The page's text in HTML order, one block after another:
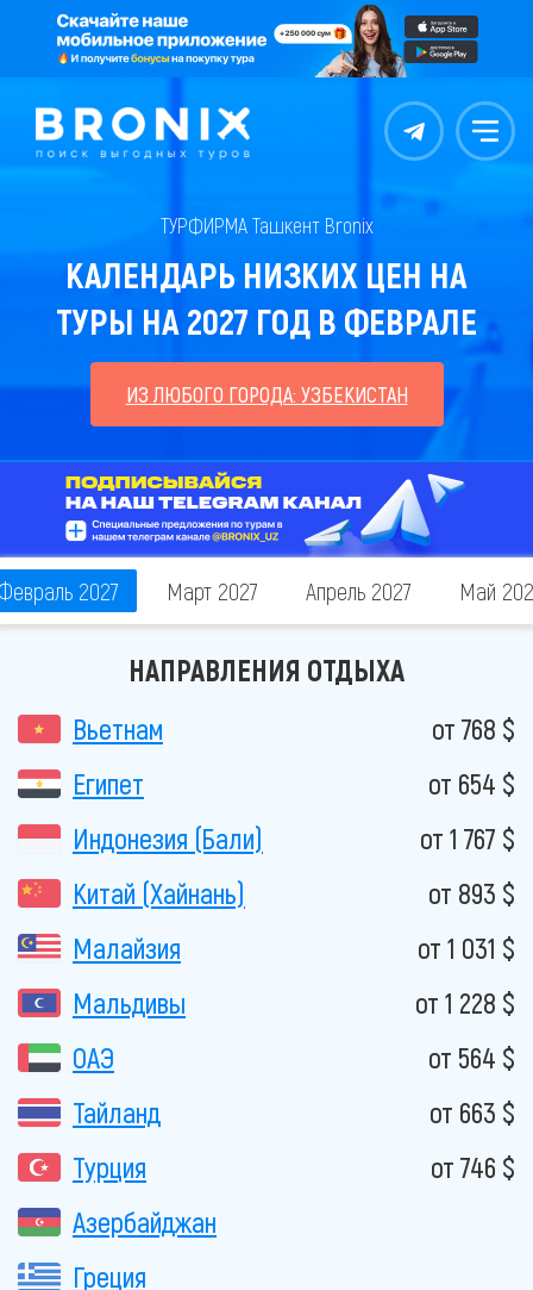
Контакты Меню
ТУРФИРМА Ташкент Bronix
КАЛЕНДАРЬ НИЗКИХ ЦЕН НА
ТУРЫ НА 2027 ГОД В ФЕВРАЛЕ
ИЗ ЛЮБОГО ГОРОДА: УЗБЕКИСТАН
2027 Март 2027 Апрель 2027 Май
НАПРАВЛЕНИЯ ОТДЫХА
Вьетнам
от 768 $
Египет
от 654 $
Индонезия (Бали)
от 1 767 $
Китай (Хайнань)
от 893 $
Малайзия
от 1 031 $
Мальдивы
от 1 228 $
ОАЭ
от 564 $
Тайланд
от 663 $
Турция
от 746 $
Азербайджан
Греция